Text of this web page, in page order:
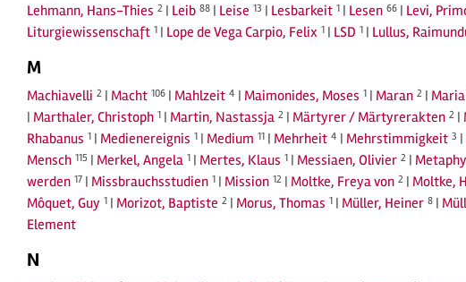
Lehmann, Hans-Thies 2 | Leib 88 | Leise 13 | Lesbarkeit 1 | Lesen 66 | Levi,
Liturgiewissenschaft 1 | Lope de Vega Carpio, Felix 1 | LSD 1 | Lullus,
M
Machiavelli 2 | Macht 106 | Mahlzeit 4 | Maimonides, Moses 1 | Maran 2 | Maria
| Marthaler, Christoph 1 | Martin, Nastassja 2 | Märtyrer / Märtyrerakten 2 |
Rhabanus 1 | Medienereignis 1 | Medium 11 | Mehrheit 4 | Mehrstimmigkeit 3 |
Mensch 115 | Merkel, Angela 1 | Mertes, Klaus 1 | Messiaen, Olivier 2 |
werden 17 | Missbrauchsstudien 1 | Mission 12 | Moltke, Freya von 2 | Moltke,
Môquet, Guy 1 | Morizot, Baptiste 2 | Morus, Thomas 1 | Müller, Heiner 8 |
Element
N